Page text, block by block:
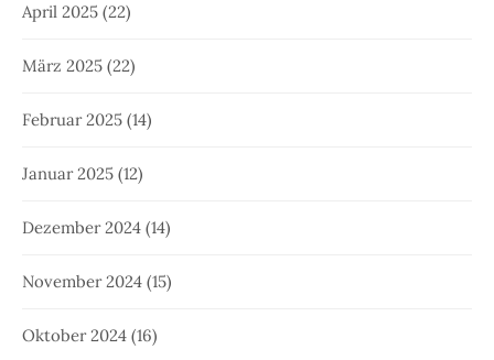
April 2025 (22)
März 2025 (22)
Februar 2025 (14)
Januar 2025 (12)
Dezember 2024 (14)
November 2024 (15)
Oktober 2024 (16)